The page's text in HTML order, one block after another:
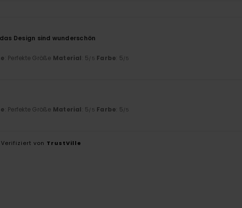
Design sind wunderschön
: Perfekte Größe Material: 5/5 Farbe: 5/5
: Perfekte Größe Material: 5/5 Farbe: 5/5
Verifiziert von TrustVille